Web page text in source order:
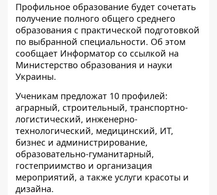
Профильное образование будет сочетать
получение полного общего среднего
образования с практической подготовкой
по выбранной специальности. Об этом
сообщает Информатор со ссылкой на
Министерство образования и науки
Украины.
Ученикам предложат 10 профилей:
аграрный, строительный, транспортно-
логистический, инженерно-
технологический, медицинский, ИТ,
бизнес и администрирование,
образовательно-гуманитарный,
гостеприимство и организация
мероприятий, а также услуги красоты и
дизайна.